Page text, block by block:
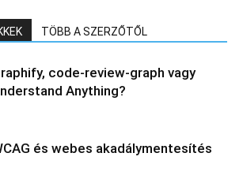
TÖBB A SZERZŐTŐL
code-review-graph vagy
Anything?
és webes akadálymentesítés